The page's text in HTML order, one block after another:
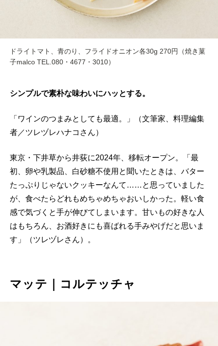
ドライトマト、青のり、フライドオニオン各30g 270円（焼き菓
子malco TEL.080・4677・3010）
シンプルで素朴な味わいにハッとする。
「ワインのつまみとしても最適。」（文筆家、料理編集
者／ツレヅレハナコさん）
東京・下井草から井荻に2024年、移転オープン。「最
初、卵や乳製品、白砂糖不使用と聞いたときは、バター
たっぷりじゃないクッキーなんて……と思っていました
が、食べたらどれもめちゃめちゃおいしかった。軽い食
感で気づくと手が伸びてしまいます。甘いもの好きな人
はもちろん、お酒好きにも喜ばれる手みやげだと思いま
す」（ツレヅレさん）。
マッテ｜コルテッチャ